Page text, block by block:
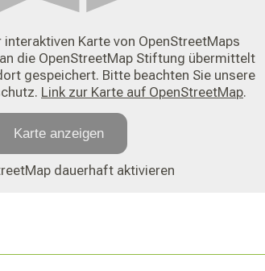
interaktiven Karte von OpenStreetMaps
die OpenStreetMap Stiftung übermittelt
gespeichert. Bitte beachten Sie unsere
Link zur Karte auf OpenStreetMap.
Karte anzeigen
dauerhaft aktivieren